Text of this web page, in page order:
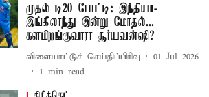
முதல் டி20 போட்டி: இந்தியா-
இங்கிலாந்து இன்று மோதல்...
களமிறங்குவாரா சூர்யவன்ஷி?
விளையாட்டுச் செய்திப்பிரிவு
01 Jul 2026
1 min read